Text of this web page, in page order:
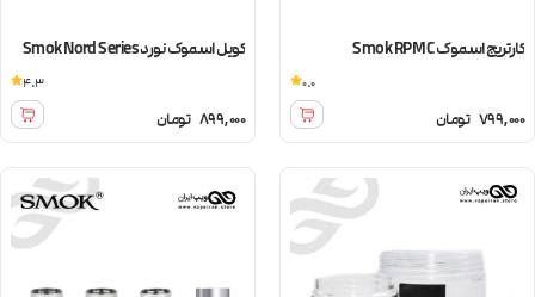
کارتریج اسموک Smok RPM C
799,000 تومان
0.0
کویل اسموک نورد Smok Nord Series
899,000 تومان
4.3